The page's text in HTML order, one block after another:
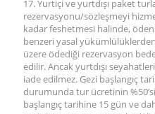
17. Yurtiçi ve yurtdışı paket
rezervasyonu/sözleşmeyi
kadar feshetmesi halinde,
benzeri yasal
üzere ödediği rezervasyon
edilir. Ancak yurtdışı
iade edilmez. Gezi başlangıç
durumunda tur ücretinin
başlangıç tarihine 15 gün ve